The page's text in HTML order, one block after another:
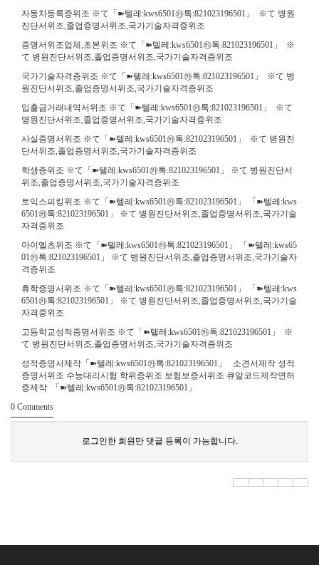
자동차등록증위조 ※て「➽텔레:kws6501㉸톡:821023196501」 ※て 병원
진단서위조,졸업증명서위조,국가기술자격증위조
증명서위조업체,초본위조 ※て「➽텔레:kws6501㉸톡:821023196501」 ※
て 병원진단서위조,졸업증명서위조,국가기술자격증위조
국가기술자격증위조 ※て「➽텔레:kws6501㉸톡:821023196501」 ※て 병
원진단서위조,졸업증명서위조,국가기술자격증위조
입출금거래내역서위조 ※て「➽텔레:kws6501㉸톡:821023196501」 ※て
병원진단서위조,졸업증명서위조,국가기술자격증위조
사실증명서위조 ※て「➽텔레:kws6501㉸톡:821023196501」 ※て 병원진
단서위조,졸업증명서위조,국가기술자격증위조
학생증위조 ※て「➽텔레:kws6501㉸톡:821023196501」 ※て 병원진단서
위조,졸업증명서위조,국가기술자격증위조
토익스피킹위조 ※て「➽텔레:kws6501㉸톡:821023196501」 「➽텔레:kws
6501㉸톡:821023196501」 ※て 병원진단서위조,졸업증명서위조,국가기술
자격증위조
아이엘츠위조 ※て「➽텔레:kws6501㉸톡:821023196501」 「➽텔레:kws65
01㉸톡:821023196501」 ※て 병원진단서위조,졸업증명서위조,국가기술자
격증위조
휴학증명서위조 ※て「➽텔레:kws6501㉸톡:821023196501」 「➽텔레:kws
6501㉸톡:821023196501」 ※て 병원진단서위조,졸업증명서위조,국가기술
자격증위조
고등학교성적증명서위조 ※て「➽텔레:kws6501㉸톡:821023196501」 ※
て 병원진단서위조,졸업증명서위조,국가기술자격증위조
성적증명서제작「➽텔레:kws6501㉸톡:821023196501」 소견서제작 성적
증명서위조 수능대리시험 학위증위조 보험보증서위조 큐알코드제작면허
증제작 「➽텔레:kws6501㉸톡:821023196501」
0 Comments
로그인한 회원만 댓글 등록이 가능합니다.